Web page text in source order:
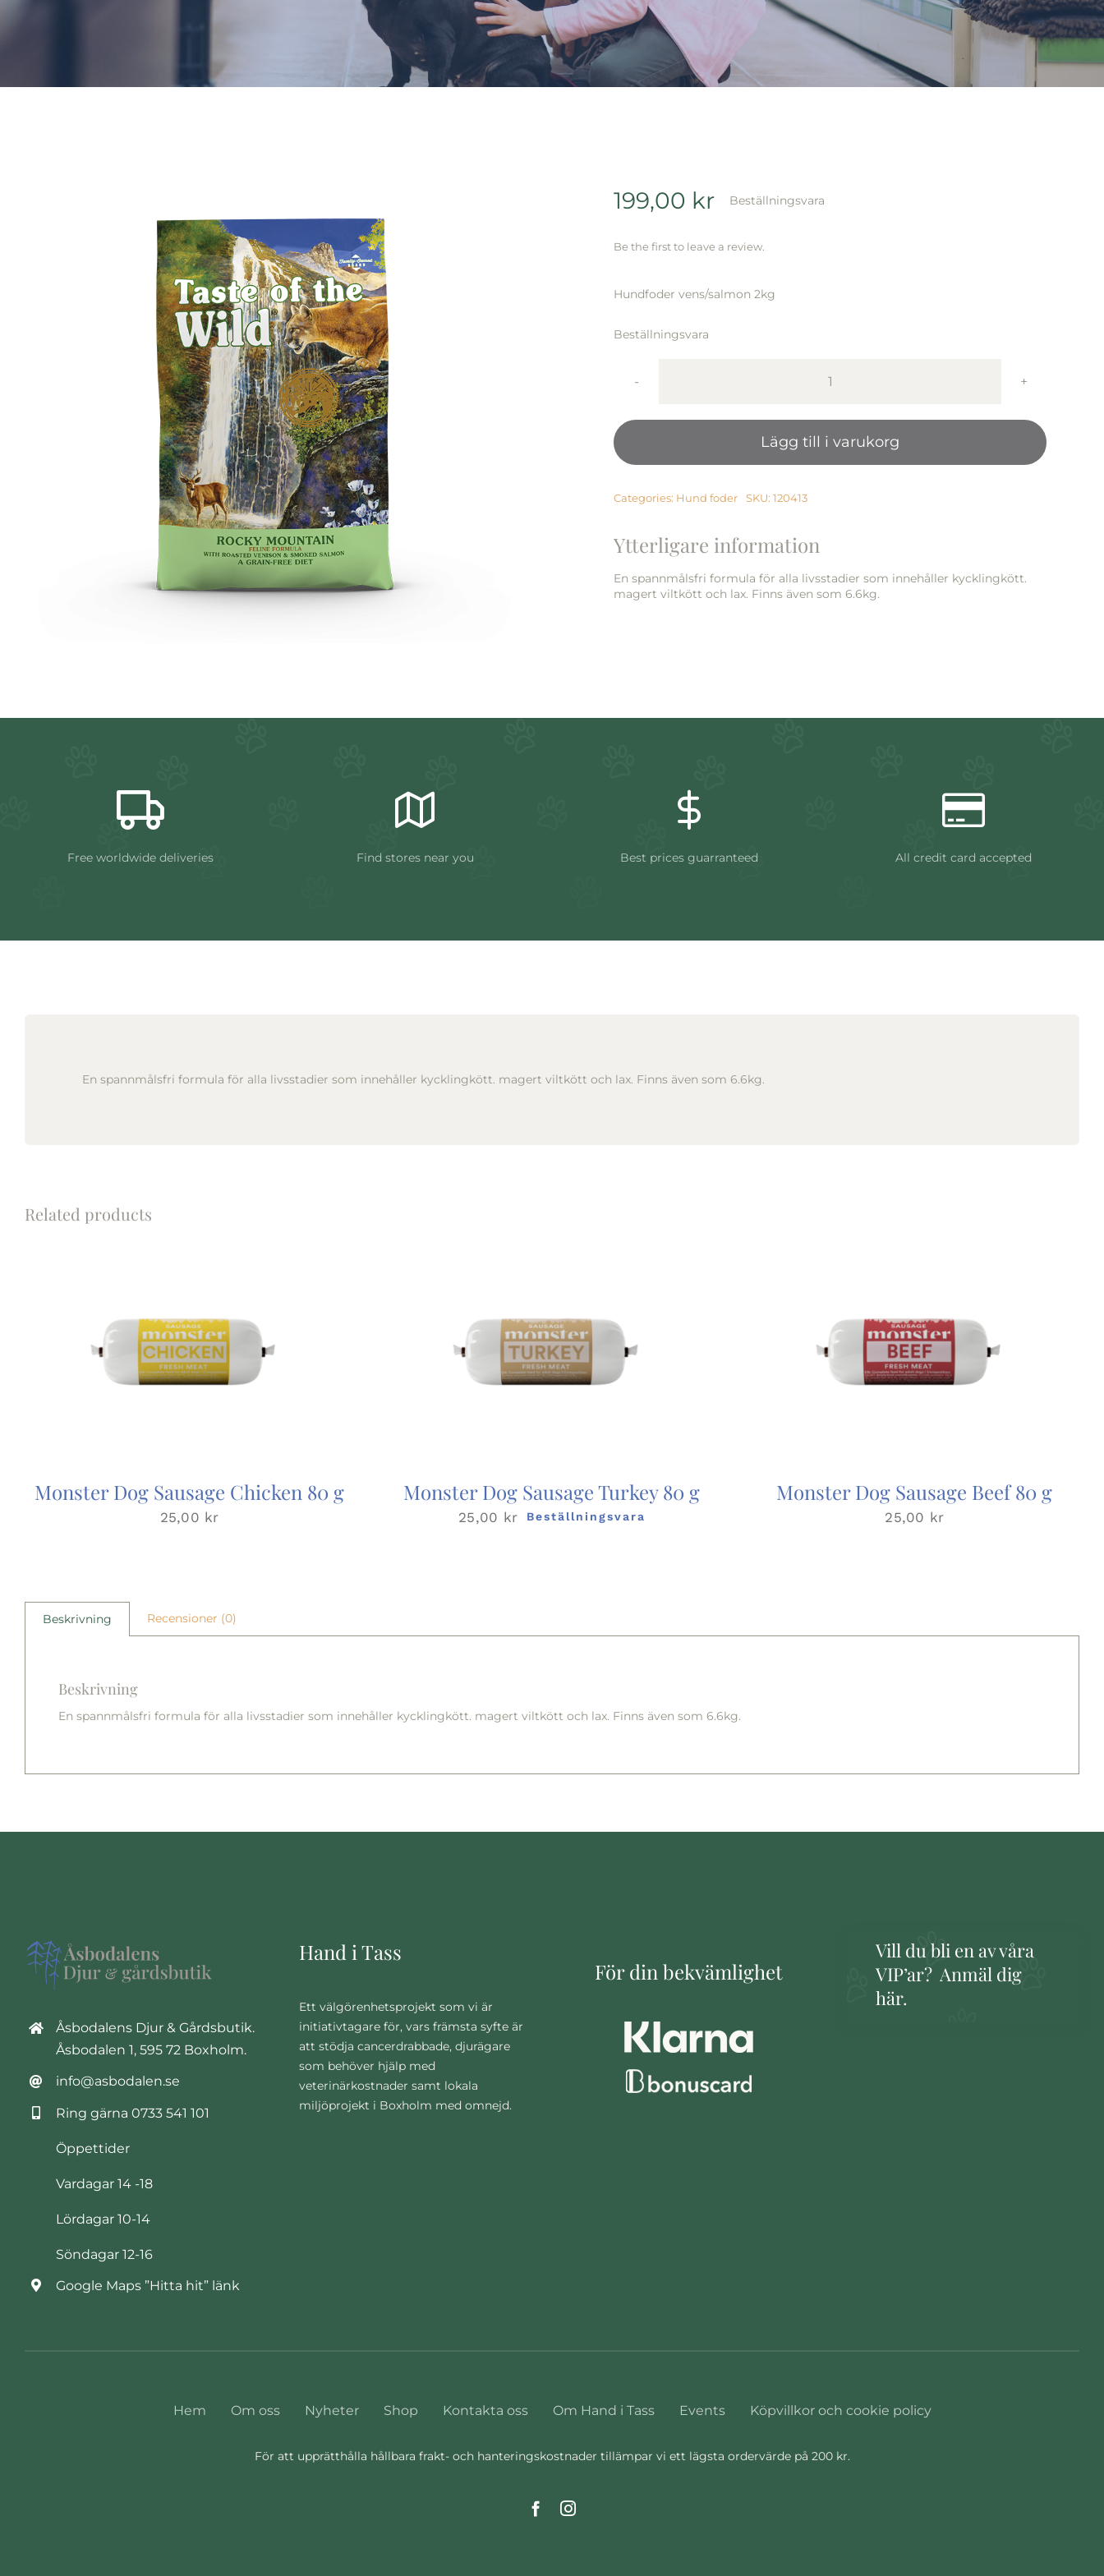
199,00 kr Beställningsvara
Be the first to leave a review.
Hundfoder vens/salmon 2kg
Beställningsvara
Totw
Mountain.
Vensi/Salmon
2
Lägg till i varukorg
Categories: Hund foder SKU: 120413
Ytterligare information
En spannmålsfri formula för alla livsstadier som innehåller kycklingkött.
magert viltkött och lax. Finns även som 6.6kg.
Free worldwide deliveries Find stores near you Best prices guarranteed All credit card accepted
En spannmålsfri formula för alla livsstadier som innehåller kycklingkött. magert viltkött och lax. Finns även som 6.6kg.
Related products
Monster Dog Sausage Chicken 80 g
25,00 kr
Monster Dog Sausage Turkey 80 g
25,00 kr Beställningsvara
Monster Dog Sausage Beef 80 g
25,00 kr
Beskrivning Recensioner (0)
Beskrivning
En spannmålsfri formula för alla livsstadier som innehåller kycklingkött. magert viltkött och lax. Finns även som 6.6kg.
Åsbodalens Djur & Gårdsbutik.
Åsbodalen 1, 595 72 Boxholm.
info@asbodalen.se
Ring gärna 0733 541 101
Öppettider
Vardagar 14 -18
Lördagar 10-14
Söndagar 12-16
Google Maps ”Hitta hit” länk
Hand i Tass
Ett välgörenhetsprojekt som vi är
initiativtagare för, vars främsta syfte är
att stödja cancerdrabbade, djurägare
som behöver hjälp med
veterinärkostnader samt lokala
miljöprojekt i Boxholm med omnejd.
För din bekvämlighet
Vill du bli en av våra
VIP’ar? Anmäl dig
här.
Hem Om oss Nyheter Shop Kontakta oss Om Hand i Tass Events Köpvillkor och cookie policy
För att upprätthålla hållbara frakt- och hanteringskostnader tillämpar vi ett lägsta ordervärde på 200 kr.